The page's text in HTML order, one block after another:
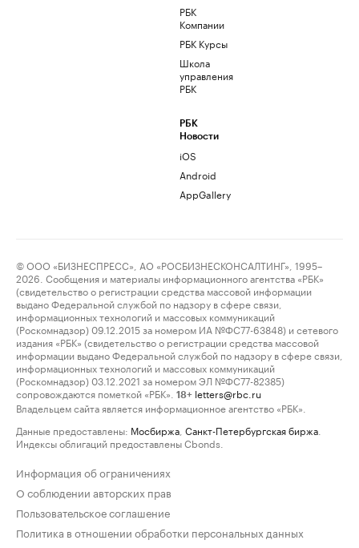
РБК
Компании
РБК Курсы
Школа
управления
РБК
РБК
Новости
iOS
Android
AppGallery
© ООО «БИЗНЕСПРЕСС», АО «РОСБИЗНЕСКОНСАЛТИНГ», 1995–
2026. Сообщения и материалы информационного агентства «РБК»
(свидетельство о регистрации средства массовой информации
выдано Федеральной службой по надзору в сфере связи,
информационных технологий и массовых коммуникаций
(Роскомнадзор) 09.12.2015 за номером ИА №ФС77-63848) и сетевого
издания «РБК» (свидетельство о регистрации средства массовой
информации выдано Федеральной службой по надзору в сфере связи,
информационных технологий и массовых коммуникаций
(Роскомнадзор) 03.12.2021 за номером ЭЛ №ФС77-82385)
сопровождаются пометкой «РБК».
18+ letters@rbc.ru
Владельцем сайта является информационное агентство «РБК».
Данные предоставлены: Мосбиржа Санкт-Петербургская биржа
Индексы облигаций предоставлены Cbonds.
Информация об ограничениях
О соблюдении авторских прав
Пользовательское соглашение
Политика в отношении обработки персональных данных